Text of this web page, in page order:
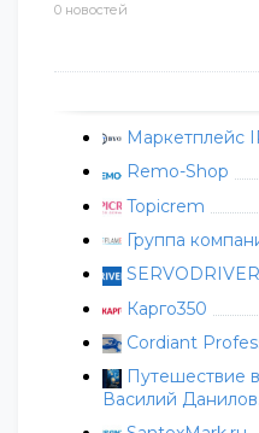
0 новостей
Маркетплейс
Remo-Shop
Topicrem
Группа
Карго350
Cordiant
Путешествие
Василий Данилов.